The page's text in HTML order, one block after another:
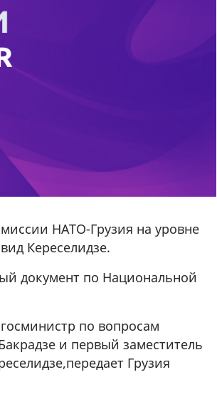
НАТО-Грузия на уровне
Кереселидзе.
документ по Национальной
по вопросам
и первый заместитель
Грузия